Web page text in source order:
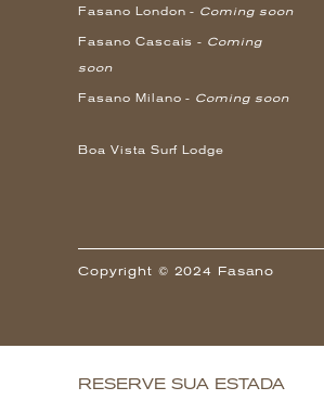
Fasano London - Coming soon
Fasano Cascais - Coming
soon
Fasano Milano - Coming soon
Boa Vista Surf Lodge
Copyright © 2024 Fasano
RESERVE SUA ESTADA